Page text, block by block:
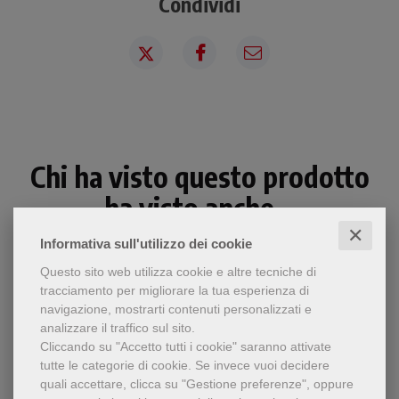
Informativa sull'utilizzo dei cookie ✕
Questo sito web utilizza cookie e altre tecniche di
tracciamento per migliorare la tua esperienza di
navigazione, mostrarti contenuti personalizzati e
analizzare il traffico sul sito.
Cliccando su "Accetto tutti i cookie" saranno attivate
tutte le categorie di cookie. Se invece vuoi decidere
quali accettare, clicca su "Gestione preferenze", oppure
Chi ha visto questo prodotto
ha visto anche...